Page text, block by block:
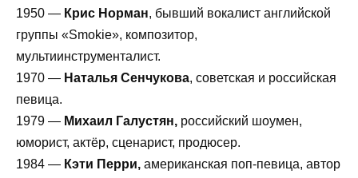
1950 — Крис Норман, бывший вокалист английской
группы «Smokie», композитор,
мультиинструменталист.
1970 — Наталья Сенчукова, советская и российская
певица.
1979 — Михаил Галустян, российский шоумен,
юморист, актёр, сценарист, продюсер.
1984 — Кэти Перри, американская поп-певица, автор